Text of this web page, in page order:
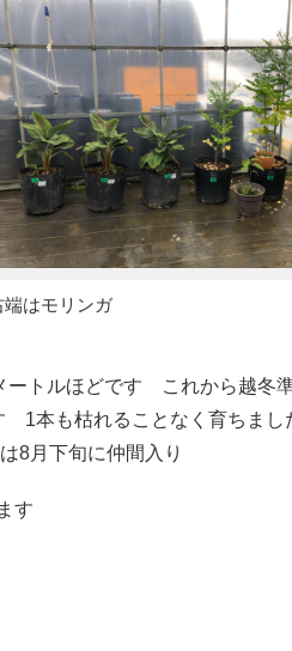
端はモリンガ
ートルほどです これから越冬
1本も枯れることなく育ちま
8月下旬に仲間入り
す